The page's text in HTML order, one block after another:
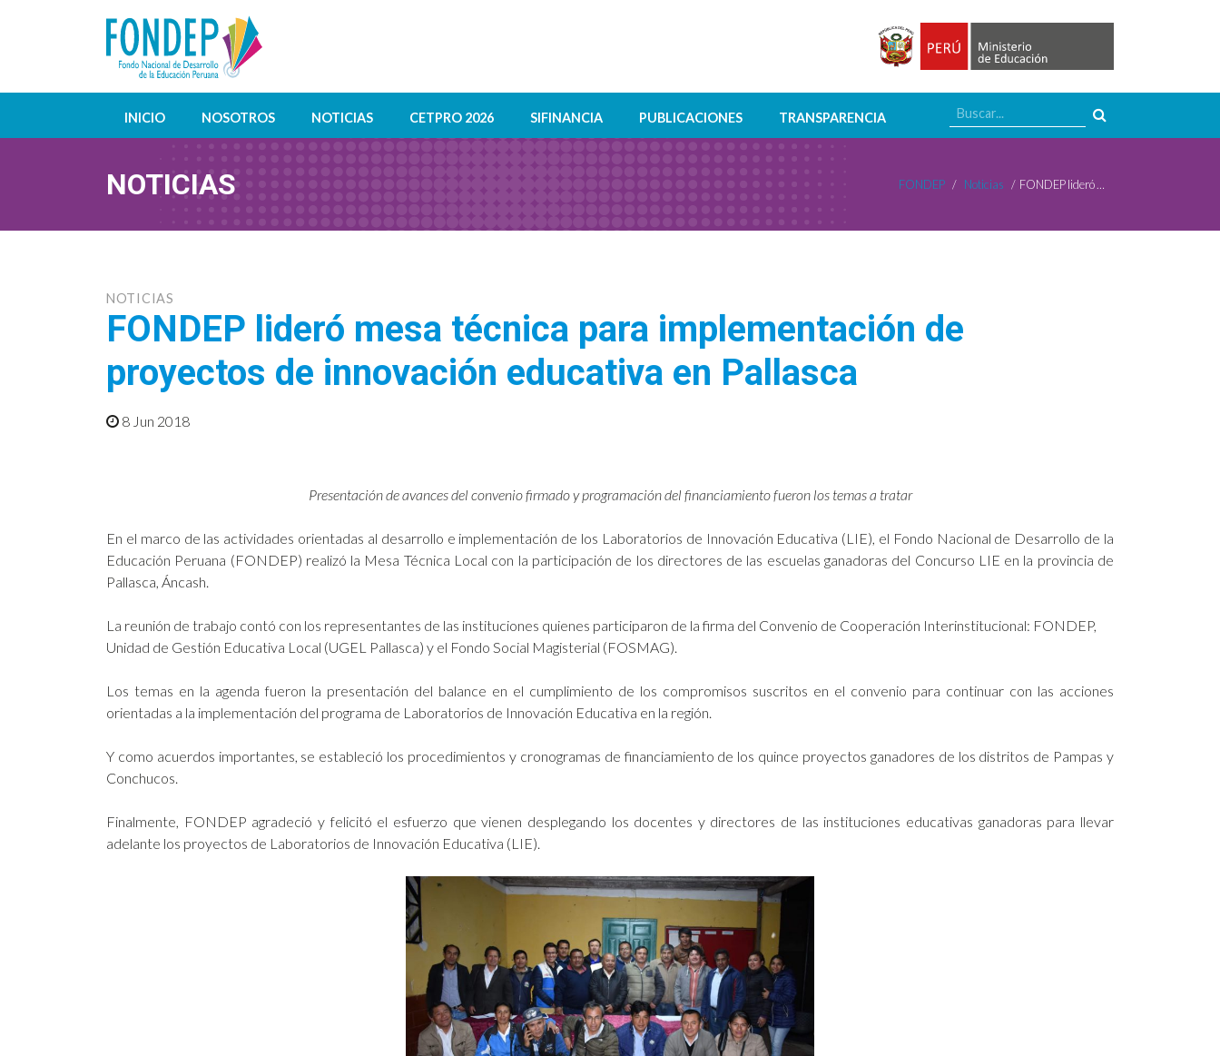
INICIO NOSOTROS NOTICIAS CETPRO 2026 SIFINANCIA PUBLICACIONES TRANSPARENCIA
NOTICIAS FONDEP / Noticias / FONDEP lideró mesa técnica para implementación de proyectos de innovación educativa en Pallasca
NOTICIAS
FONDEP lideró mesa técnica para implementación de
proyectos de innovación educativa en Pallasca
8 Jun 2018
Presentación de avances del convenio firmado y programación del financiamiento fueron los temas a tratar
En el marco de las actividades orientadas al desarrollo e implementación de los Laboratorios de Innovación Educativa (LIE), el Fondo Nacional de Desarrollo de la
Educación Peruana (FONDEP) realizó la Mesa Técnica Local con la participación de los directores de las escuelas ganadoras del Concurso LIE en la provincia de
Pallasca, Áncash.
La reunión de trabajo contó con los representantes de las instituciones quienes participaron de la firma del Convenio de Cooperación Interinstitucional: FONDEP,
Unidad de Gestión Educativa Local (UGEL Pallasca) y el Fondo Social Magisterial (FOSMAG).
Los temas en la agenda fueron la presentación del balance en el cumplimiento de los compromisos suscritos en el convenio para continuar con las acciones
orientadas a la implementación del programa de Laboratorios de Innovación Educativa en la región.
Y como acuerdos importantes, se estableció los procedimientos y cronogramas de financiamiento de los quince proyectos ganadores de los distritos de Pampas y
Conchucos.
Finalmente, FONDEP agradeció y felicitó el esfuerzo que vienen desplegando los docentes y directores de las instituciones educativas ganadoras para llevar
adelante los proyectos de Laboratorios de Innovación Educativa (LIE).